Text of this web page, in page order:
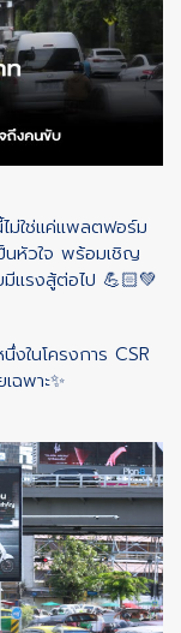
ม่ใช่แค่แพลตฟอร์ม
นหัวใจ พร้อมเชิญ
มีแรงสู้ต่อไป 💪🏻💚
ในโครงการ CSR
ฉพาะ✨